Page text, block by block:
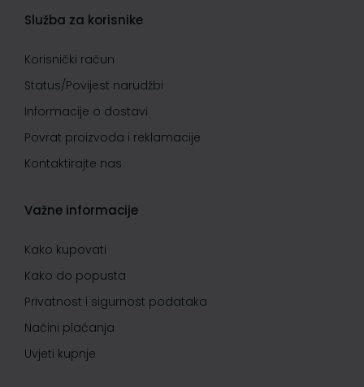
Služba za korisnike
Korisnički račun
Status/Povijest narudžbi
Informacije o dostavi
Povrat proizvoda i reklamacije
Kontaktirajte nas
Važne informacije
Kako kupovati
Kako do popusta
Privatnost i sigurnost podataka
Načini plaćanja
Uvjeti kupnje